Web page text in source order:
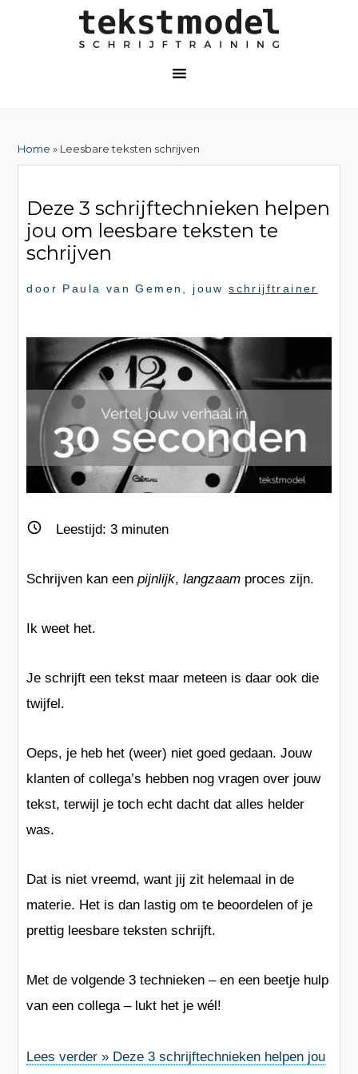
Home » Leesbare teksten schrijven
Deze 3 schrijftechnieken helpen
jou om leesbare teksten te
schrijven
door Paula van Gemen , jouwschrijftrainer
Leestijd:3 minuten
Schrijven kan eenpijnlijk,langzaam proces zijn.
Ik weet het.
Je schrijft een tekst maar meteen is daar ook die
twijfel.
Oeps, je heb het (weer) niet goed gedaan. Jouw
klanten of collega’s hebben nog vragen over jouw
tekst, terwijl je toch echt dacht dat alles helder
was.
Dat is niet vreemd, want jij zit helemaal in de
materie. Het is dan lastig om te beoordelen of je
prettig leesbare teksten schrijft.
Met de volgende 3 technieken – en een beetje hulp
van een collega – lukt het je wél!
Lees verder » Deze 3 schrijftechnieken helpen jou